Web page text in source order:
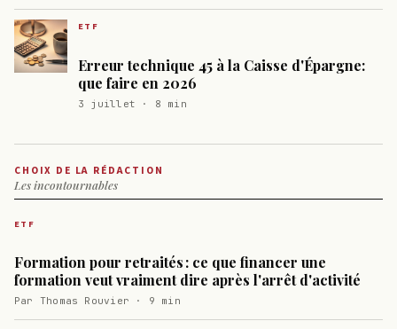
ETF
Erreur technique 45 à la Caisse d'Épargne:
que faire en 2026
3 juillet · 8 min
CHOIX DE LA RÉDACTION
Les incontournables
ETF
Formation pour retraités : ce que financer une
formation veut vraiment dire après l'arrêt d'activité
Par Thomas Rouvier · 9 min